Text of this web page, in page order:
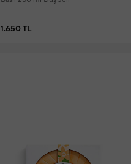
1.650 TL